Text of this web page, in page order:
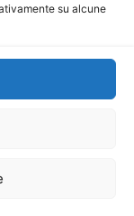
su alcune
a r.l. è
al